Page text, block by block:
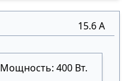
15.6 А
Мощность: 400 Вт.